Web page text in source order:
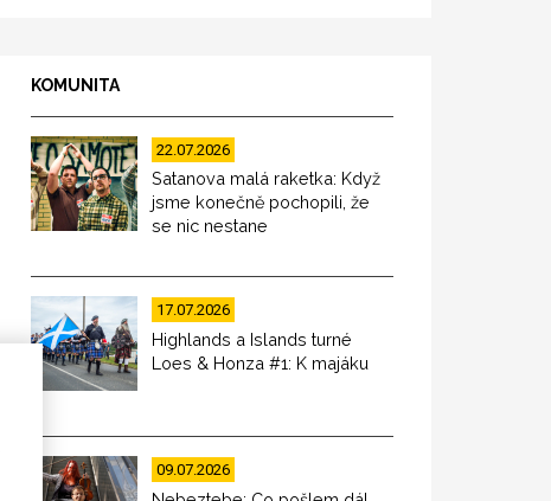
KOMUNITA
22.07.2026
Satanova malá raketka: Když
jsme konečně pochopili, že
se nic nestane
17.07.2026
Highlands a Islands turné
Loes & Honza #1: K majáku
09.07.2026